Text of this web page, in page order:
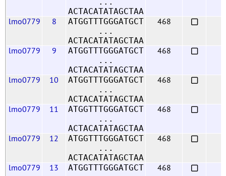
...
ACTACATATAGCTAA
lmo0779 8
ATGGTTTGGGATGCT
...
ACTACATATAGCTAA
468
lmo0779 9
ATGGTTTGGGATGCT
...
ACTACATATAGCTAA
468
lmo0779 10
ATGGTTTGGGATGCT
...
ACTACATATAGCTAA
468
lmo0779 11
ATGGTTTGGGATGCT
...
ACTACATATAGCTAA
468
lmo0779 12
ATGGTTTGGGATGCT
...
ACTACATATAGCTAA
468
lmo0779 13
ATGGTTTGGGATGCT
468